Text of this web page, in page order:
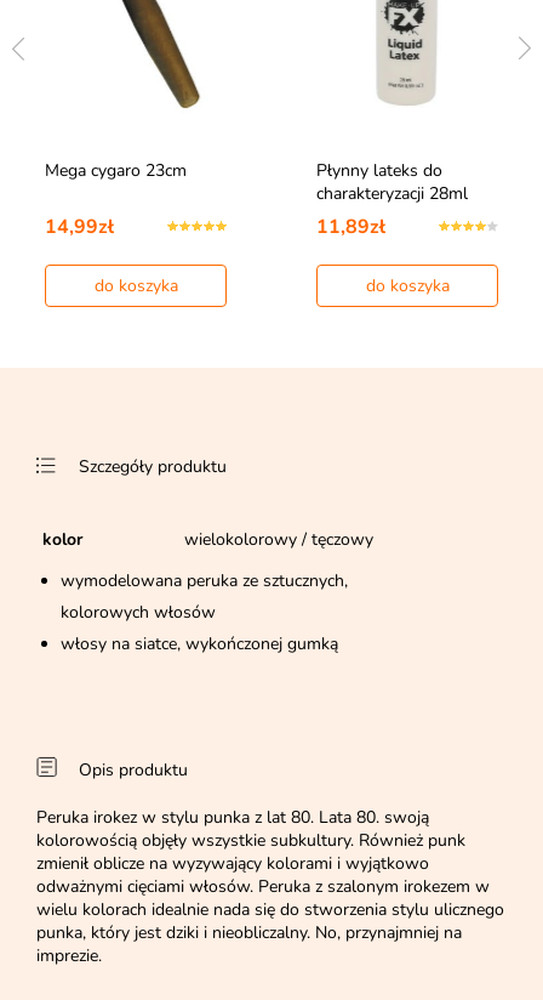
Mega cygaro 23cm
14,99zł
do koszyka
Płynny lateks do
charakteryzacji 28ml
11,89zł
do koszyka
Szczegóły produktu
kolor
wielokolorowy / tęczowy
wymodelowana peruka ze sztucznych,
kolorowych włosów
włosy na siatce, wykończonej gumką
Opis produktu
Peruka irokez w stylu punka z lat 80. Lata 80. swoją
kolorowością objęły wszystkie subkultury. Również punk
zmienił oblicze na wyzywający kolorami i wyjątkowo
odważnymi cięciami włosów. Peruka z szalonym irokezem w
wielu kolorach idealnie nada się do stworzenia stylu ulicznego
punka, który jest dziki i nieobliczalny. No, przynajmniej na
imprezie.